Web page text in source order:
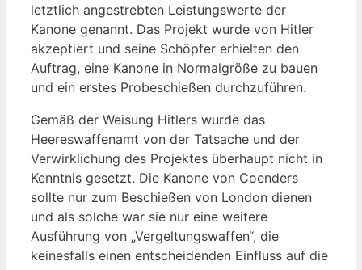
letztlich angestrebten Leistungswerte der
Kanone genannt. Das Projekt wurde von Hitler
akzeptiert und seine Schöpfer erhielten den
Auftrag, eine Kanone in Normalgröße zu bauen
und ein erstes Probeschießen durchzuführen.
Gemäß der Weisung Hitlers wurde das
Heereswaffenamt von der Tatsache und der
Verwirklichung des Projektes überhaupt nicht in
Kenntnis gesetzt. Die Kanone von Coenders
sollte nur zum Beschießen von London dienen
und als solche war sie nur eine weitere
Ausführung von „Vergeltungswaffen“, die
keinesfalls einen entscheidenden Einfluss auf die